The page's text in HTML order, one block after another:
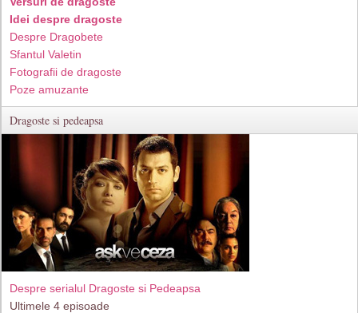
Idei despre dragoste
Despre Dragobete
Sfantul Valetin
Fotografii de dragoste
Poze amuzante
Dragoste si pedeapsa
Despre serialul Dragoste si Pedeapsa
Ultimele 4 episoade